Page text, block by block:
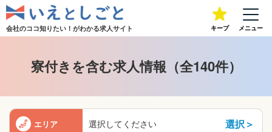
会社のココ知りたい！がわかる求人サイト キープ メニュー
寮付きを含む求人情報（全140件）
エリア 選択してください 選択＞